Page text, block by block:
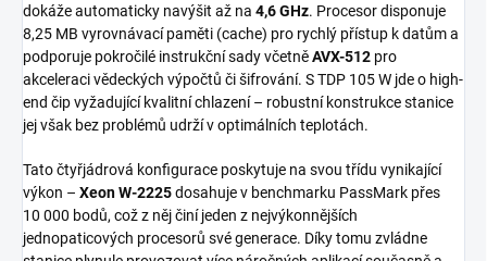
dokáže automaticky navýšit až na 4,6 GHz. Procesor disponuje
8,25 MB vyrovnávací paměti (cache) pro rychlý přístup k datům a
podporuje pokročilé instrukční sady včetněAVX-512 pro
akceleraci vědeckých výpočtů či šifrování. S TDP 105 W jde o high-
end čip vyžadující kvalitní chlazení – robustní konstrukce stanice
jej však bez problémů udrží v optimálních teplotách.
Tato čtyřjádrová konfigurace poskytuje na svou třídu vynikající
výkon – Xeon W-2225dosahuje v benchmarku PassMark přes
10 000 bodů, což z něj činí jeden z nejvýkonnějších
jednopaticových procesorů své generace. Díky tomu zvládne